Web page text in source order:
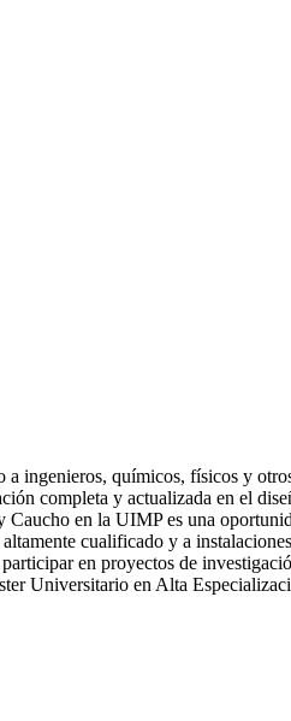
a ingenieros, químicos, físicos y
completa y actualizada en el
en la UIMP es una
cualificado y a
en proyectos de
Universitario en Alta